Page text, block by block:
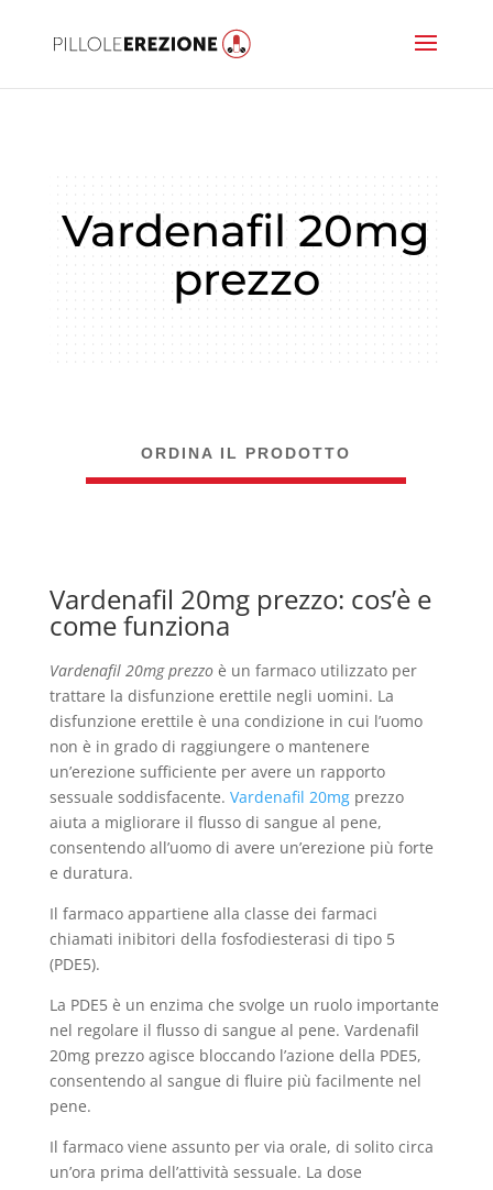
Vardenafil 20mg
prezzo
ORDINA IL PRODOTTO
Vardenafil 20mg prezzo: cos’è e
come funziona
Vardenafil 20mg prezzoè un farmaco utilizzato per
trattare la disfunzione erettile negli uomini. La
disfunzione erettile è una condizione in cui l’uomo
non è in grado di raggiungere o mantenere
un’erezione sufficiente per avere un rapporto
sessuale soddisfacente. Vardenafil 20mgprezzo
aiuta a migliorare il flusso di sangue al pene,
consentendo all’uomo di avere un’erezione più forte
e duratura.
Il farmaco appartiene alla classe dei farmaci
chiamati inibitori della fosfodiesterasi di tipo 5
(PDE5).
La PDE5 è un enzima che svolge un ruolo importante
nel regolare il flusso di sangue al pene. Vardenafil
20mg prezzo agisce bloccando l’azione della PDE5,
consentendo al sangue di fluire più facilmente nel
pene.
Il farmaco viene assunto per via orale, di solito circa
un’ora prima dell’attività sessuale. La dose